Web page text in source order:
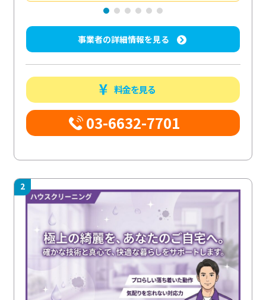
事業者の詳細情報を見る
料金を見る
03-6632-7701
2